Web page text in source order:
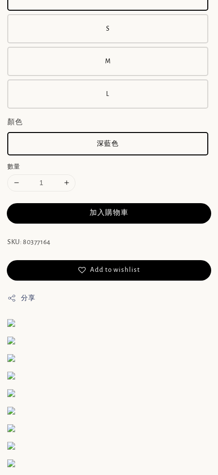
S
M
顏色
深藍色
數量
加入購物車
SKU: 80377164
Add to wishlist
分享